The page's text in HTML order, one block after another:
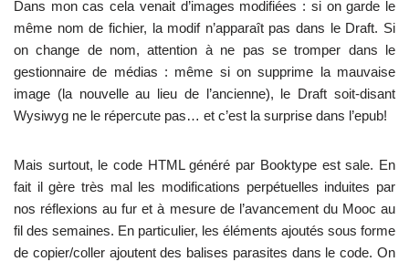
Dans mon cas cela venait d’images modifiées : si on garde le
même nom de fichier, la modif n’apparaît pas dans le Draft. Si
on change de nom, attention à ne pas se tromper dans le
gestionnaire de médias : même si on supprime la mauvaise
image (la nouvelle au lieu de l’ancienne), le Draft soit-disant
Wysiwyg ne le répercute pas… et c’est la surprise dans l’epub!
Mais surtout, le code HTML généré par Booktype est sale. En
fait il gère très mal les modifications perpétuelles induites par
nos réflexions au fur et à mesure de l’avancement du Mooc au
fil des semaines. En particulier, les éléments ajoutés sous forme
de copier/coller ajoutent des balises parasites dans le code. On